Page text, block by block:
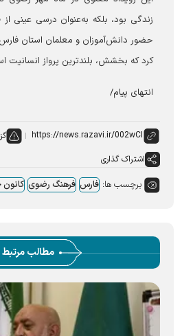
زندگی بود، بلکه به‌عنوان درسی عینی
حضور دانش‌آموزان و معلمان استان فارس
کرد که بخشش، بلندترین پرواز انسانیت
انتهای پیام/
اشتراک گذاری
برچسب ها: فارس فرهنگ رضوی
مطالب مرتبط